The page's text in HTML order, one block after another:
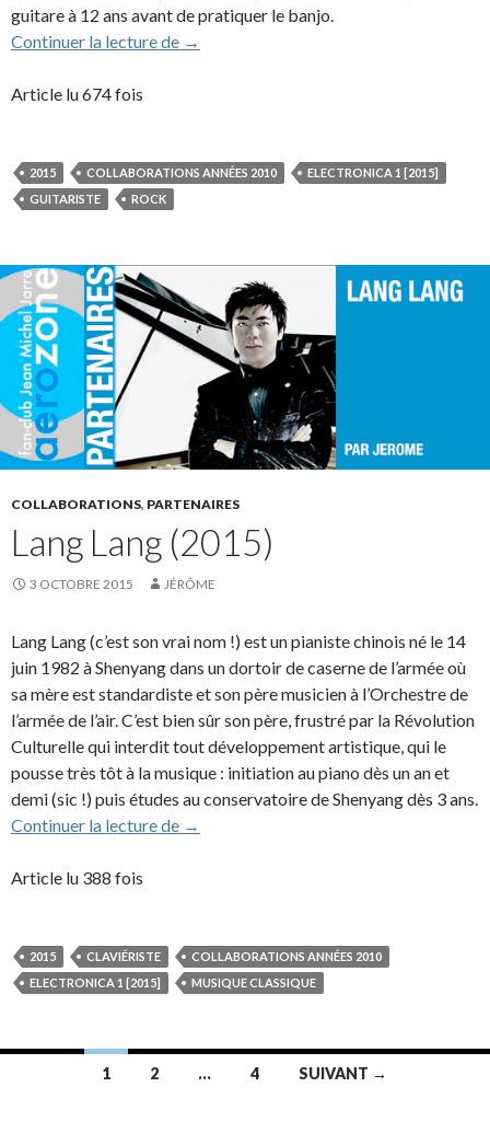
guitare à 12 ans avant de pratiquer le banjo.
Continuer la lecture de Pete Townshend (The Who) (2015)
→
Article lu 674 fois
2015 COLLABORATIONS ANNÉES 2010
ELECTRONICA 1 [2015]
GUITARISTE
ROCK
COLLABORATIONS, PARTENAIRES
Lang Lang (2015)
3 OCTOBRE 2015 JÉRÔME
Lang Lang (c’est son vrai nom !) est un pianiste chinois né le 14
juin 1982 à Shenyang dans un dortoir de caserne de l’armée où
sa mère est standardiste et son père musicien à l’Orchestre de
l’armée de l’air. C’est bien sûr son père, frustré par la Révolution
Culturelle qui interdit tout développement artistique, qui le
pousse très tôt à la musique : initiation au piano dès un an et
demi (sic !) puis études au conservatoire de Shenyang dès 3 ans.
Continuer la lecture de
Lang Lang (2015)
→
Article lu 388 fois
2015 CLAVIÉRISTE
COLLABORATIONS ANNÉES 2010
ELECTRONICA 1 [2015]
MUSIQUE CLASSIQUE
Navigation
1 2 … 4 SUIVANT →